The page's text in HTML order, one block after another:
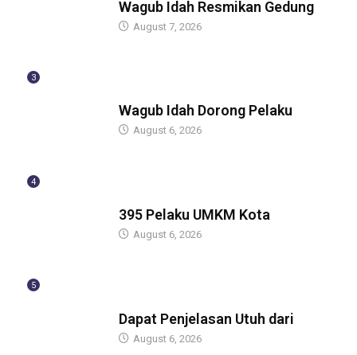
Wagub Idah Resmikan Gedung
August 7, 2026
3
Wagub Idah Dorong Pelaku
August 6, 2026
4
395 Pelaku UMKM Kota
August 6, 2026
5
Dapat Penjelasan Utuh dari
August 6, 2026